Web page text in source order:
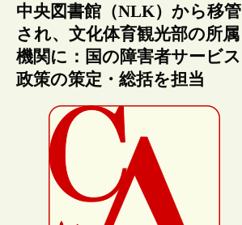
中央図書館（NLK）から移管
され、文化体育観光部の所属
機関に：国の障害者サービス
政策の策定・総括を担当